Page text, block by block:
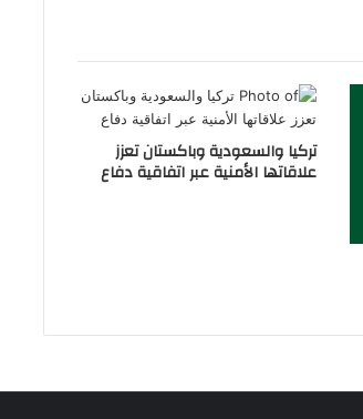
تركيا والسعودية وباكستان تعزز
علاقاتها الأمنية عبر اتفاقية دفاع